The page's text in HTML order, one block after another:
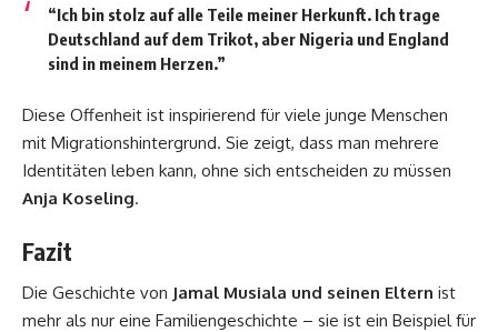
“Ich bin stolz auf alle Teile meiner Herkunft. Ich trage
Deutschland auf dem Trikot, aber Nigeria und England
sind in meinem Herzen.”
Diese Offenheit ist inspirierend für viele junge Menschen
mit Migrationshintergrund. Sie zeigt, dass man mehrere
Identitäten leben kann, ohne sich entscheiden zu müssen
Anja Koseling.
Fazit
Die Geschichte von Jamal Musiala und seinen Eltern ist
mehr als nur eine Familiengeschichte – sie ist ein Beispiel für